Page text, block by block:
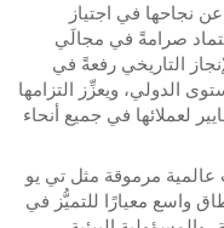
عن نجاحها في اجتياز
صرامةً في مجالَي
التاريخي رفعةً في
الدولي، ويعزِّز التزامها
لعملائها في جميع أنحاء
مرموقة مثل تي يو
واسع معيارًا للتميُّز في